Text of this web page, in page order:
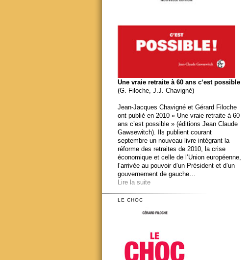
Une vraie retraite à 60 ans c‘est possible
(G. Filoche, J.J. Chavigné)
Jean-Jacques Chavigné et Gérard Filoche
ont publié en 2010 « Une vraie retraite à 60
ans c’est possible » (éditions Jean Claude
Gawsewitch). Ils publient courant
septembre un nouveau livre intégrant la
réforme des retraites de 2010, la crise
économique et celle de l’Union européenne,
l’arrivée au pouvoir d’un Président et d’un
gouvernement de gauche…
Lire la suite
LE CHOC